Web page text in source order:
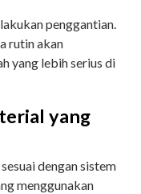
penggantian.
rutin akan
yang lebih serius di
yang
dengan sistem
menggunakan